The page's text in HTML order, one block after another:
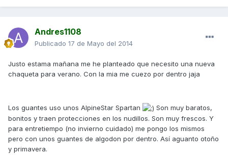
Andres1108
Publicado 17 de Mayo del 2014
Justo estama mañana me he planteado que necesito una nueva
chaqueta para verano. Con la mia me cuezo por dentro jaja
Los guantes uso unos AlpineStar Spartan
Son muy baratos,
bonitos y traen protecciones en los nudillos. Son muy frescos. Y
para entretiempo (no invierno cuidado) me pongo los mismos
pero con unos guantes de algodon por dentro. Así aguanto otoño
y primavera.